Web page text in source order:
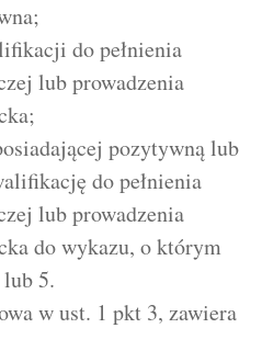
do pełnienia
lub prowadzenia
pozytywną lub
do pełnienia
lub prowadzenia
do wykazu, o którym
5.
w ust. 1 pkt 3, zawiera